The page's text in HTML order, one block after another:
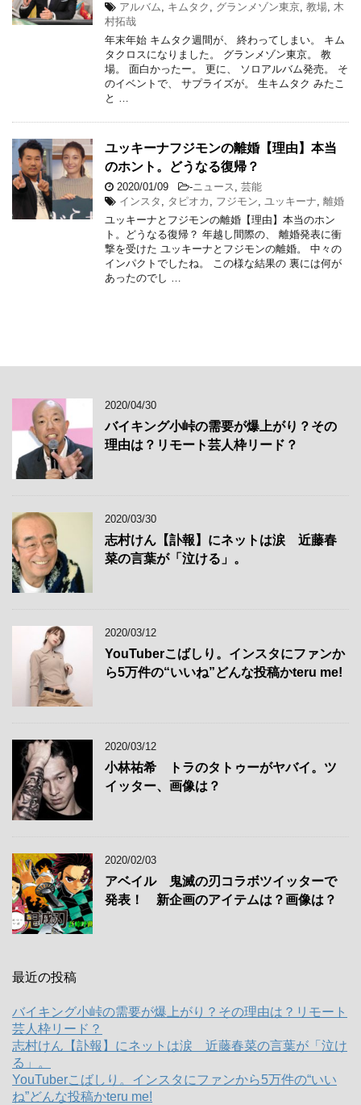
アルバム キムタク グランメゾン東京 教場 木
村拓哉
年末年始 キムタク週間が、 終わってしまい。 キム
タクロスになりました。 グランメゾン東京。 教
場。 面白かったー。 更に、 ソロアルバム発売。 そ
のイベントで、 サプライズが。 生キムタク みたこ
と …
ユッキーナフジモンの離婚【理由】本当
のホント。どうなる復帰？
2020/01/09 -ニュース
芸能
インスタ
タピオカ フジモン ユッキーナ 離婚
ユッキーナとフジモンの離婚【理由】本当のホン
ト。どうなる復帰？ 年越し間際の、 離婚発表に衝
撃を受けた ユッキーナとフジモンの離婚。 中々の
インパクトでしたね。 この様な結果の 裏には何が
あったのでし …
2020/04/30
バイキング小峠の需要が爆上がり？その
理由は？リモート芸人枠リード？
2020/03/30
志村けん【訃報】にネットは涙 近藤春
菜の言葉が「泣ける」。
2020/03/12
YouTuberこばしり。インスタにファンか
ら5万件の“いいね”どんな投稿かteru me!
2020/03/12
小林祐希 トラのタトゥーがヤバイ。ツ
イッター、画像は？
2020/02/03
アベイル 鬼滅の刃コラボツイッターで
発表！ 新企画のアイテムは？画像は？
最近の投稿
バイキング小峠の需要が爆上がり？その理由は？リモート
芸人枠リード？
志村けん【訃報】にネットは涙 近藤春菜の言葉が「泣け
る」。
YouTuberこばしり。インスタにファンから5万件の“いい
ね”どんな投稿かteru me!